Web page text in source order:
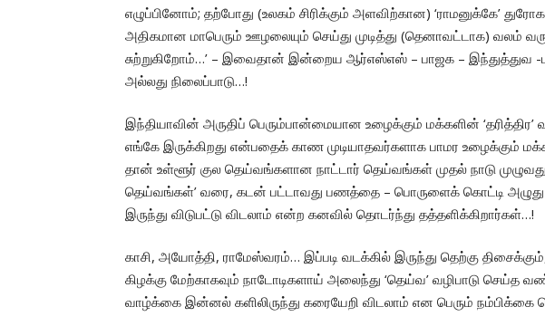
எழுப்பினோம்; தற்போது (உலகம் சிரிக்கும் அளவிற்கான) ‘ராமனுக்கே’
அதிகமான மாபெரும் ஊழலையும் செய்து முடித்து (தெனாவட்டாக) வலம்
சுற்றுகிறோம்…’ – இவைதான் இன்றைய ஆர்எஸ்எஸ் – பாஜக – இந்துத்துவ -
அல்லது நிலைப்பாடு…!
இந்தியாவின் அருதிப் பெரும்பான்மையான உழைக்கும் மக்களின்
எங்கே இருக்கிறது என்பதைக் காண முடியாதவர்களாக பாமர உழைக்கும்
தான் உள்ளூர் குல தெய்வங்களான நாட்டார் தெய்வங்கள் முதல் நாடு முழுவதும்
தெய்வங்கள்’ வரை, கடன் பட்டாவது பணத்தை – பொருளைக் கொட்டி அழுது
இருந்து விடுபட்டு விடலாம் என்ற கனவில் தொடர்ந்து தத்தளிக்கிறார்கள்…!
காசி, அயோத்தி, ராமேஸ்வரம்… இப்படி வடக்கில் இருந்து தெற்கு
கிழக்கு மேற்காகவும் நாடோடிகளாய் அலைந்து ‘தெய்வ’ வழிபாடு செய்த
வாழ்க்கை இன்னல் களிலிருந்து கரையேறி விடலாம் என பெரும்